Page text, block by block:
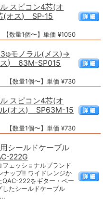
スピコン4芯(オ
(オス) SP-15
【数量1個〜】単価 ¥1050
モノラル(メス)→
ス) 63M-SP015
【数量1個〜】単価 ¥730
スピコン4芯(オ
(オス) SP63M-15
【数量1個〜】単価 ¥730
シールドケーブル
222G
ェッショナルブランド
ナップ!! ワイドレンジか
QAC-222をギター・ベー
したシールドケーブル